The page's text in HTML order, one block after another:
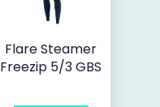
Flare Steamer
Freezip 5/3 GBS